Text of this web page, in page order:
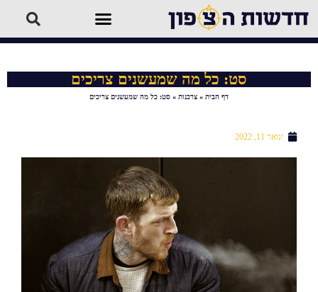
סט: כל מה שמעשנים צריכים
דף הבית » צרכנות » סט: כל מה שמעשנים צריכים
ינואר 11, 2022